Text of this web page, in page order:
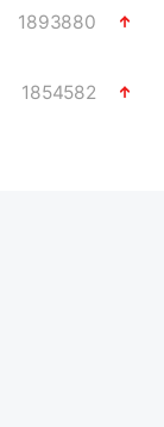
1893880
1854582